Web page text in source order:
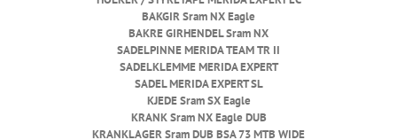
BAKGIRSram NX Eagle
BAKRE GIRHENDELSram NX
SADELPINNEMERIDA TEAM TR II
SADELKLEMME MERIDA EXPERT
SADEL MERIDA EXPERT SL
KJEDE Sram SX Eagle
KRANK Sram NX Eagle DUB
KRANKLAGERSram DUB BSA 73 MTB WIDE